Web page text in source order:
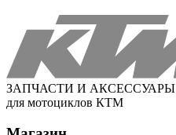
ЗАПЧАСТИ И АКСЕССУАРЫ
для мотоциклов КТМ